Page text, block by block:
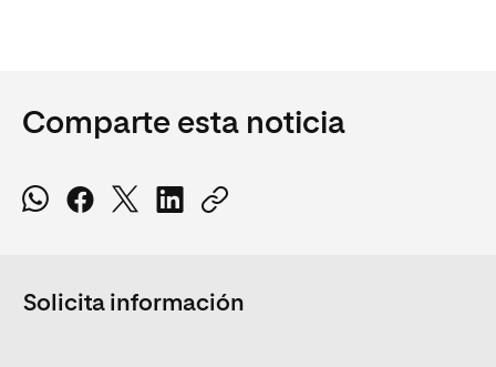
Comparte esta noticia
Solicita información